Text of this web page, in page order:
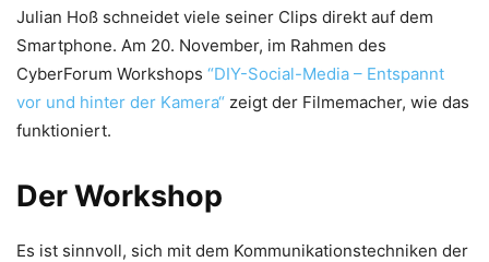
Julian Hoß schneidet viele seiner Clips direkt auf dem
Smartphone. Am 20. November, im Rahmen des
CyberForum Workshops “DIY-Social-Media – Entspannt
vor und hinter der Kamera“ zeigt der Filmemacher, wie das
funktioniert.
Der Workshop
Es ist sinnvoll, sich mit dem Kommunikationstechniken der